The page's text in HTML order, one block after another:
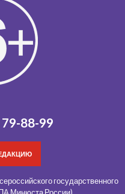
88-99
государственного